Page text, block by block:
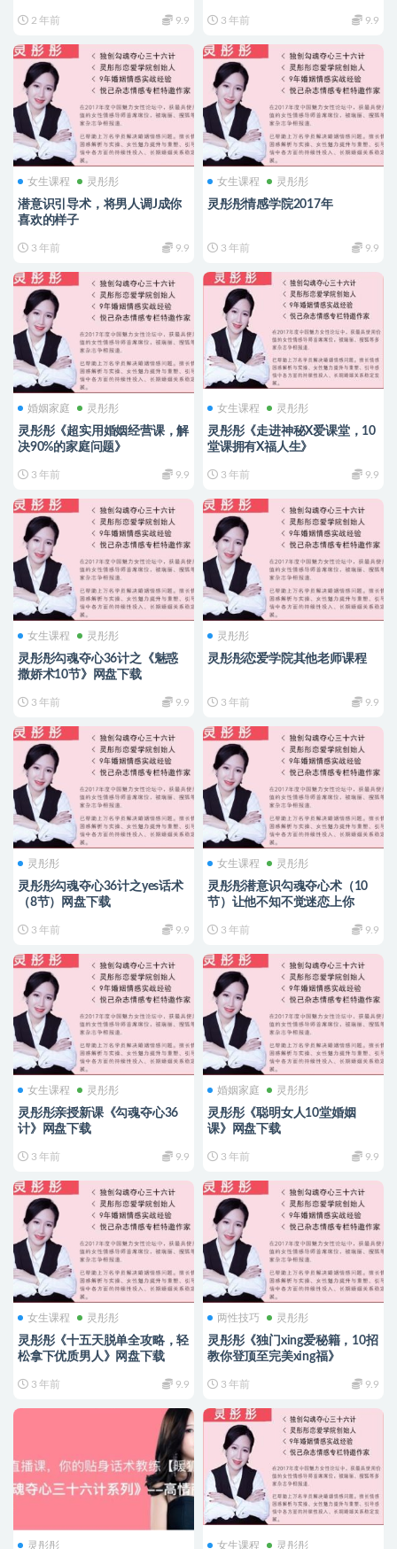
2 年前 9.9 3 年前 9.9
女生课程 灵彤彤
潜意识引导术，将男人调J成你
喜欢的样子
3 年前 9.9
女生课程 灵彤彤
灵彤彤情感学院2017年
3 年前 9.9
婚姻家庭 灵彤彤
灵彤彤《超实用婚姻经营课，解
决90%的家庭问题》
3 年前 9.9
女生课程 灵彤彤
灵彤彤《走进神秘X爱课堂，10
堂课拥有X福人生》
3 年前 9.9
女生课程 灵彤彤
灵彤彤勾魂夺心36计之《魅惑
撒娇术10节》网盘下载
3 年前 9.9
灵彤彤
灵彤彤恋爱学院其他老师课程
3 年前 9.9
灵彤彤
灵彤彤勾魂夺心36计之yes话术
（8节）网盘下载
3 年前 9.9
女生课程 灵彤彤
灵彤彤潜意识勾魂夺心术（10
节）让他不知不觉迷恋上你
3 年前 9.9
女生课程 灵彤彤
灵彤彤亲授新课《勾魂夺心36
计》网盘下载
3 年前 9.9
婚姻家庭 灵彤彤
灵彤彤《聪明女人10堂婚姻
课》网盘下载
3 年前 9.9
女生课程 灵彤彤
灵彤彤《十五天脱单全攻略，轻
松拿下优质男人》网盘下载
3 年前 9.9
两性技巧 灵彤彤
灵彤彤《独门xing爱秘籍，10招
教你登顶至完美xing福》
3 年前 9.9
灵彤彤 女生课程 灵彤彤